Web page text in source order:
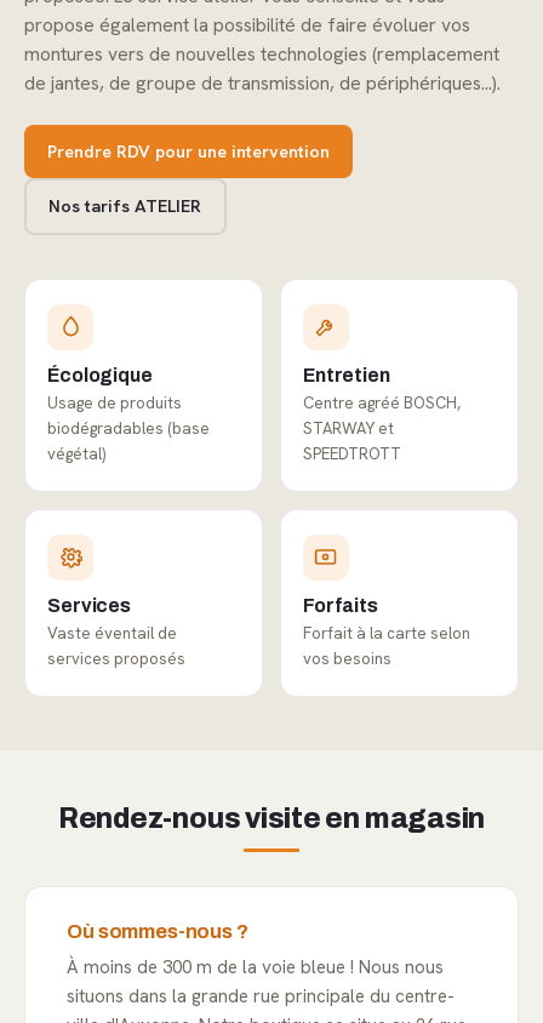
propose également la possibilité de faire évoluer vos
montures vers de nouvelles technologies (remplacement
de jantes, de groupe de transmission, de périphériques…).
Prendre RDV pour une intervention
Nos tarifs ATELIER
Écologique
Usage de produits
biodégradables (base
végétal)
Entretien
Centre agréé BOSCH,
STARWAY et
SPEEDTROTT
Services
Vaste éventail de
services proposés
Forfaits
Forfait à la carte selon
vos besoins
Rendez-nous visite en magasin
Où sommes-nous ?
À moins de 300 m de la voie bleue ! Nous nous
situons dans la grande rue principale du centre-